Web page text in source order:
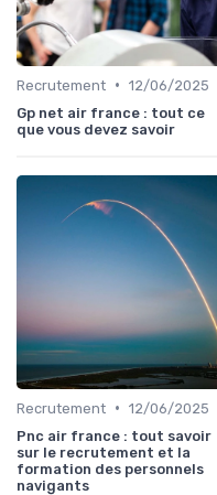
Recrutement • 12/06/2025
Gp net air france : tout ce
que vous devez savoir
Recrutement • 12/06/2025
Pnc air france : tout savoir
sur le recrutement et la
formation des personnels
navigants